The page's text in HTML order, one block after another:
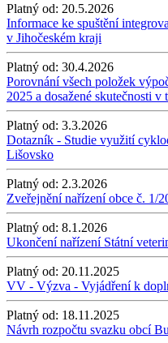
Platný od: 20.5.2026
Informace ke spuštění
v Jihočeském kraji
Platný od: 30.4.2026
Porovnání všech položek
2025 a dosažené skutečnosti v
Platný od: 3.3.2026
Dotazník - Studie využití
Lišovsko
Platný od: 2.3.2026
Zveřejnění nařízení obce č. 1/
Platný od: 8.1.2026
Ukončení nařízení Státní
Platný od: 20.11.2025
VV - Výzva - Vyjádření k
Platný od: 18.11.2025
Návrh rozpočtu svazku obcí